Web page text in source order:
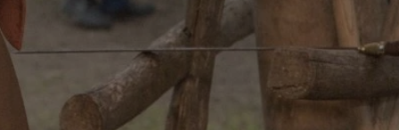
sesji.
sesji.
sesji.